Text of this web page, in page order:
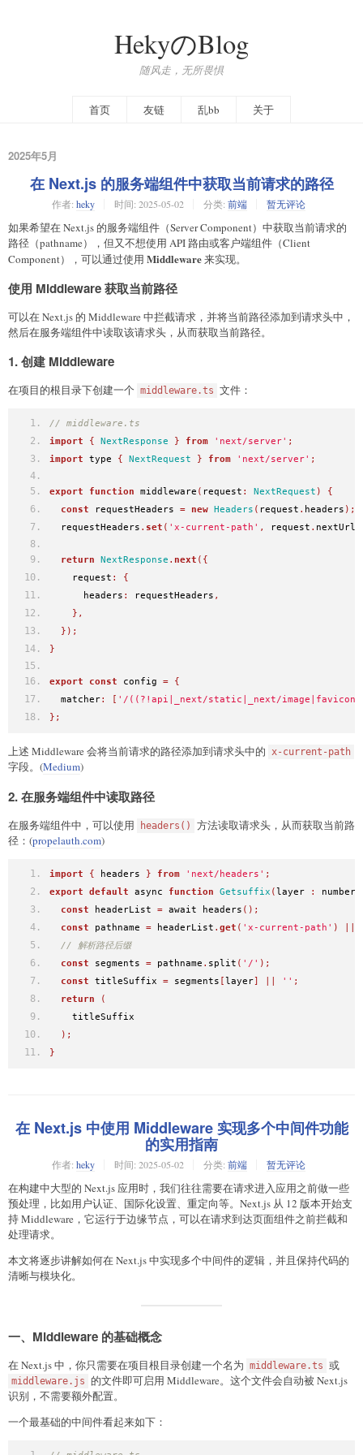
HekyのBlog
随风走，无所畏惧
首页 友链 乱bb 关于
2025年5月
在 Next.js 的服务端组件中获取当前请求的路径
作者: heky 时间: 2025-05-02 分类: 前端 暂无评论
如果希望在 Next.js 的服务端组件（Server Component）中获取当前请求的
路径（pathname），但又不想使用 API 路由或客户端组件（Client
Component），可以通过使用 Middleware来实现。
使用 Middleware 获取当前路径
可以在 Next.js 的 Middleware 中拦截请求，并将当前路径添加到请求头中，
然后在服务端组件中读取该请求头，从而获取当前路径。
1. 创建 Middleware
在项目的根目录下创建一个 middleware.ts 文件：
// middleware.ts
import
{ NextResponse } from 'next/server' ;
import type { NextRequest } from 'next/server' ;
export function middleware ( request : NextRequest )
{
const requestHeaders = new Headers ( request . headers );
  requestHeaders
. set ( 'x-current-path' , request . nextUrl
return NextResponse . next ({
    request
:
{
      headers
: requestHeaders ,
},
});
}
export const config =
{
  matcher
:
'/((?!api|_next/static|_next/
};
上述 Middleware 会将当前请求的路径添加到请求头中的 x-current-path
字段。(Medium)
2. 在服务端组件中读取路径
在服务端组件中，可以使用 headers()
方法读取请求头，从而获取当前路
径：(propelauth.com)
import { headers } from 'next/headers' ;
export
default async function Getsuffix (layer : number
const headerList = await headers ();
const pathname = headerList . get ( 'x-current-path' )
// 解析路径后缀
const segments = pathname . split ( '/' );
const titleSuffix = segments [layer] '' ;
return
(
    titleSuffix
);
}
在 Next.js 中使用 Middleware 实现多个中间件功能
的实用指南
作者: heky 时间: 2025-05-02 分类: 前端 暂无评论
在构建中大型的 Next.js 应用时，我们往往需要在请求进入应用之前做一些
预处理，比如用户认证、国际化设置、重定向等。Next.js 从 12 版本开始支
持 Middleware，它运行于边缘节点，可以在请求到达页面组件之前拦截和
处理请求。
本文将逐步讲解如何在 Next.js 中实现多个中间件的逻辑，并且保持代码的
清晰与模块化。
一、Middleware 的基础概念
在 Next.js 中，你只需要在项目根目录创建一个名为 middleware.ts 或
middleware.js
的文件即可启用 Middleware。这个文件会自动被 Next.js
识别，不需要额外配置。
一个最基础的中间件看起来如下：